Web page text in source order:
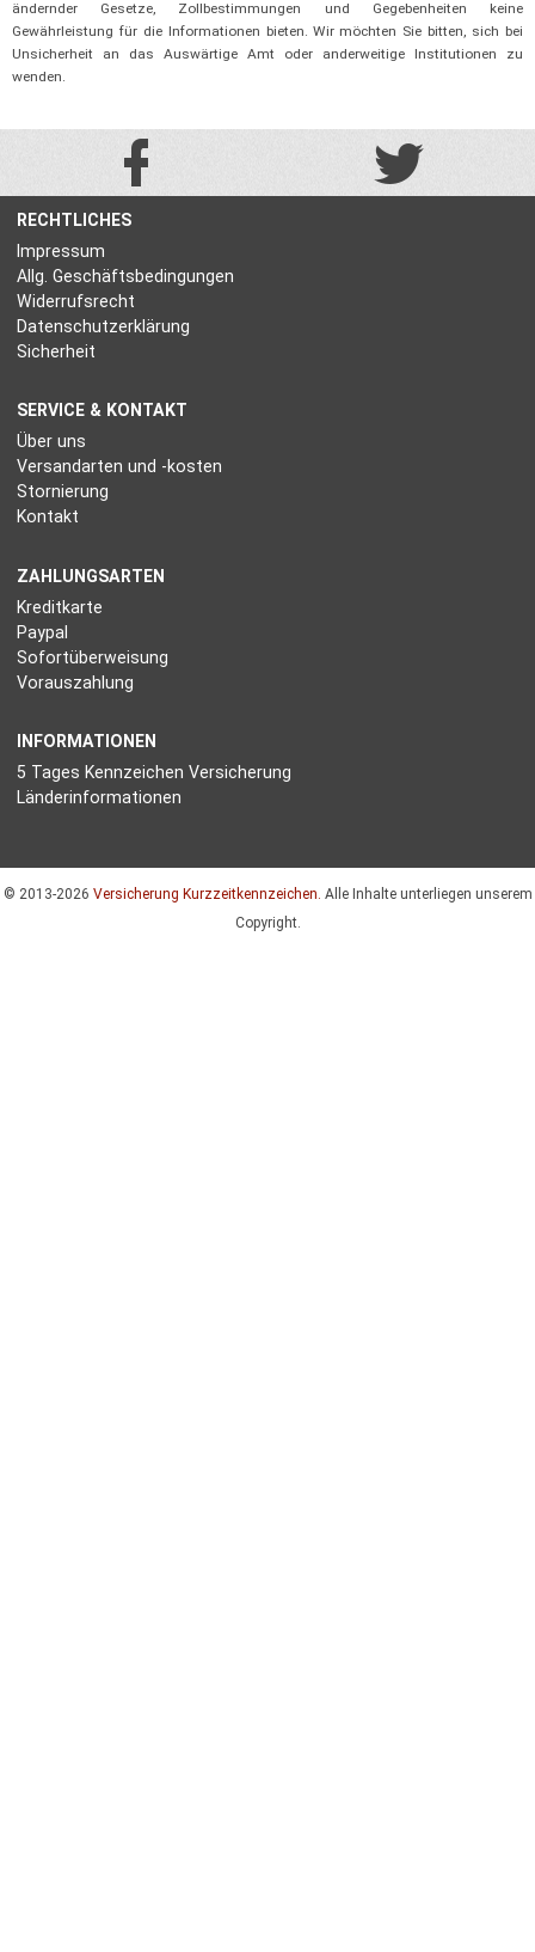
ändernder Gesetze, Zollbestimmungen und Gegebenheiten keine
Gewährleistung für die Informationen bieten. Wir möchten Sie bitten, sich bei
Unsicherheit an das Auswärtige Amt oder anderweitige Institutionen zu
wenden.
RECHTLICHES
Impressum
Allg. Geschäftsbedingungen
Widerrufsrecht
Datenschutzerklärung
Sicherheit
SERVICE & KONTAKT
Über uns
Versandarten und -kosten
Stornierung
Kontakt
ZAHLUNGSARTEN
Kreditkarte
Paypal
Sofortüberweisung
Vorauszahlung
INFORMATIONEN
5 Tages Kennzeichen Versicherung
Länderinformationen
© 2013-2026 Versicherung Kurzzeitkennzeichen. Alle Inhalte unterliegen unserem
Copyright.